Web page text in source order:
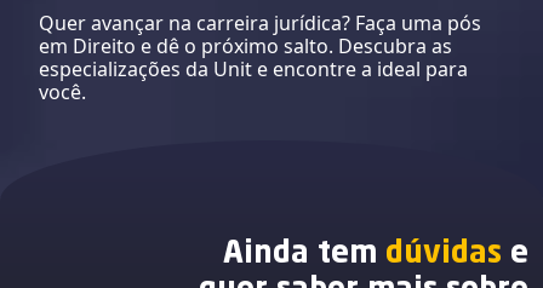
Quer avançar na carreira jurídica? Faça uma pós
em Direito e dê o próximo salto. Descubra as
especializações da Unit e encontre a ideal para
você.
Ainda tem dúvidas e